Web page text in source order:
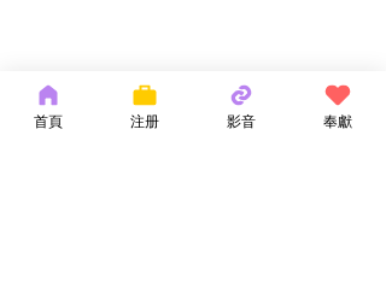
首頁 注册 影音 奉獻